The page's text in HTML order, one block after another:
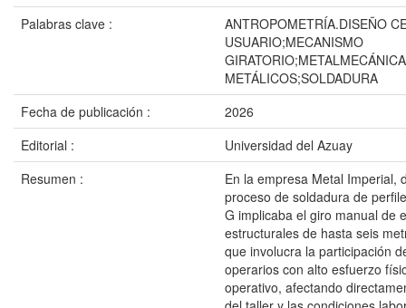
Palabras clave :
ANTROPOMETRÍA.DISEÑO
USUARIO;MECANISMO
METÁLICOS;SOLDADURA
Fecha de publicación :
2026
Editorial :
Universidad del Azuay
Resumen :
En la empresa Metal Imperial,
proceso de soldadura de
G implicaba el giro manual de
estructurales de hasta seis
que involucra la participación
operarios con alto esfuerzo
operativo, afectando